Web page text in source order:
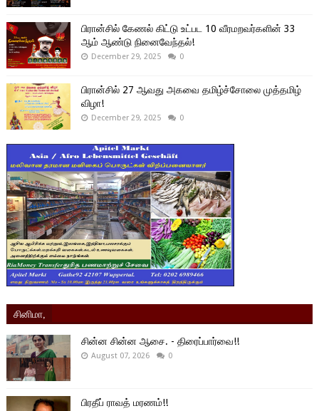
பிரான்சில் கேணல் கிட்டு உட்பட 10 வீரமறவர்களின் 33
ஆம் ஆண்டு நினைவேந்தல்!
December 29, 2025 0
பிரான்சில் 27 ஆவது அகவை தமிழ்ச்சோலை முத்தமிழ்
விழா!
December 29, 2025 0
சினிமா,
சின்ன சின்ன ஆசை. - திரைப்பார்வை!!
August 07, 2026 0
பிரதீப் ராவத் மரணம்!!